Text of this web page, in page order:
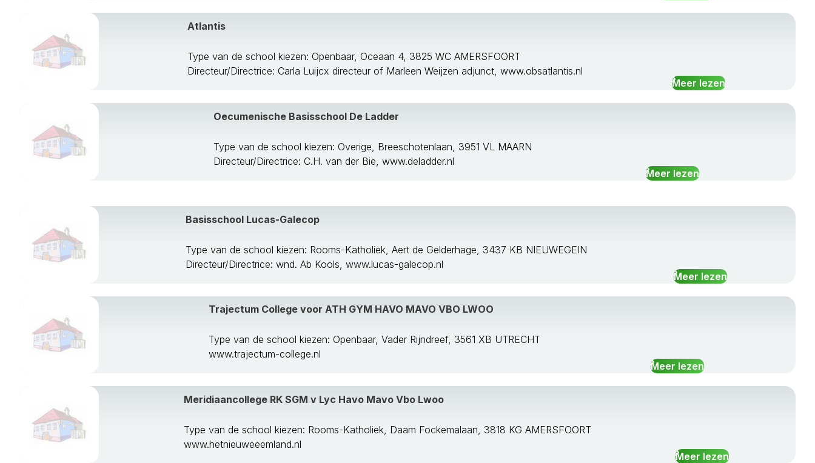
Woerden
Woudenberg
Atlantis
Type van de school kiezen: Openbaar, Oceaan 4, 3825 WC AMERSFOORT
Directeur/Directrice: Carla Luijcx directeur of Marleen Weijzen adjunct, www.obsatlantis.nl
Meer lezen
Oecumenische Basisschool De Ladder
Type van de school kiezen: Overige, Breeschotenlaan, 3951 VL MAARN
Directeur/Directrice: C.H. van der Bie, www.deladder.nl
Meer lezen
Basisschool Lucas-Galecop
Type van de school kiezen: Rooms-Katholiek, Aert de Gelderhage, 3437 KB NIEUWEGEIN
Directeur/Directrice: wnd. Ab Kools, www.lucas-galecop.nl
Meer lezen
Trajectum College voor ATH GYM HAVO MAVO VBO LWOO
Type van de school kiezen: Openbaar, Vader Rijndreef, 3561 XB UTRECHT
www.trajectum-college.nl
Meer lezen
Meridiaancollege RK SGM v Lyc Havo Mavo Vbo Lwoo
Type van de school kiezen: Rooms-Katholiek, Daam Fockemalaan, 3818 KG AMERSFOORT
www.hetnieuweeemland.nl
Meer lezen